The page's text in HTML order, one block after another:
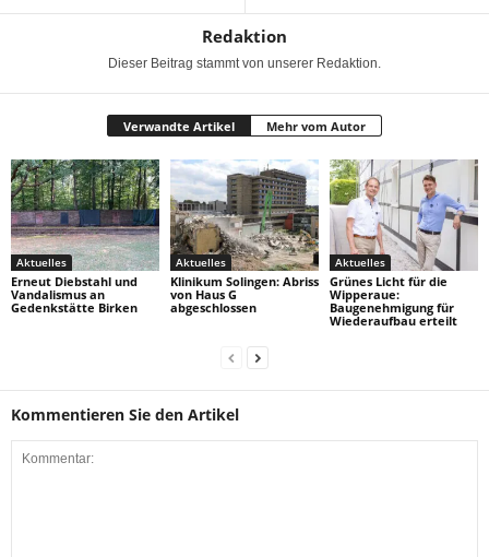
Redaktion
Dieser Beitrag stammt von unserer Redaktion.
Verwandte Artikel Mehr vom Autor
Aktuelles
Erneut Diebstahl und
Vandalismus an
Gedenkstätte Birken
Aktuelles
Klinikum Solingen: Abriss
von Haus G
abgeschlossen
Aktuelles
Grünes Licht für die
Wipperaue:
Baugenehmigung für
Wiederaufbau erteilt
Kommentieren Sie den Artikel